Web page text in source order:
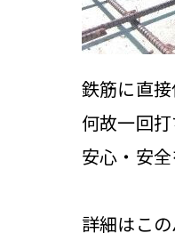
鉄筋に直
何故一回
安心・安
詳細はこ